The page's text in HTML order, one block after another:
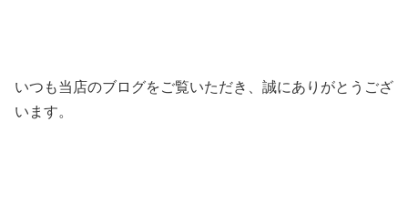
いつも当店のブログをご覧いただき、誠にありがとうござ
います。